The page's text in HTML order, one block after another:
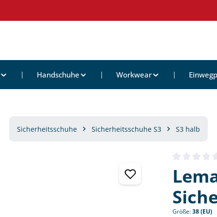
Handschuhe Workwear
Sicherheitsschuhe Sicherheitsschuhe S3 S3 halb
Größe:38 (EU)